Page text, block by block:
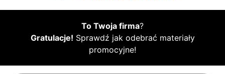
To Twoja firma?
Gratulacje! Sprawdź jak odebrać materiały
promocyjne!